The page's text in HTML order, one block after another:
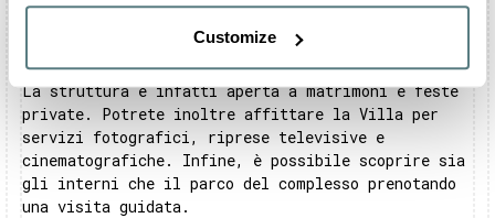
Customize
Balbianello?
All’interno di Villa del Balbianello è possibile
organizzare le vostre ricorrenze più importanti.
La struttura è infatti aperta a matrimoni e feste
private. Potrete inoltre affittare la Villa per
servizi fotografici, riprese televisive e
cinematografiche. Infine, è possibile scoprire sia
gli interni che il parco del complesso prenotando
una visita guidata.